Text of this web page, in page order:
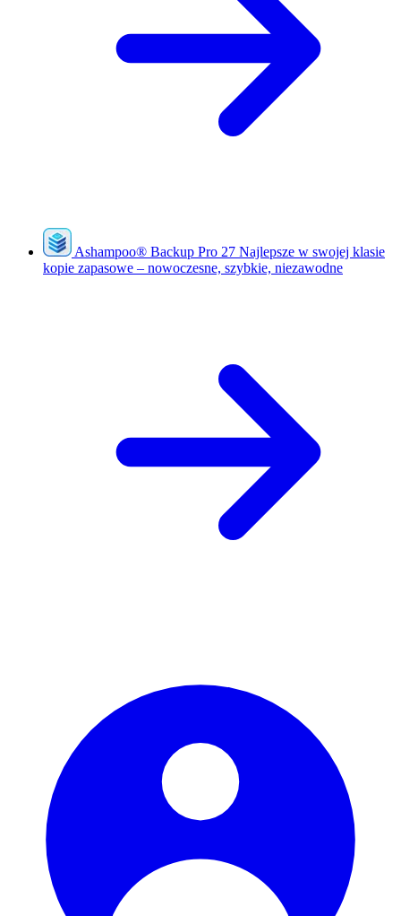
Ashampoo® Backup Pro 27 Najlepsze w swojej klasie
kopie zapasowe – nowoczesne, szybkie, niezawodne